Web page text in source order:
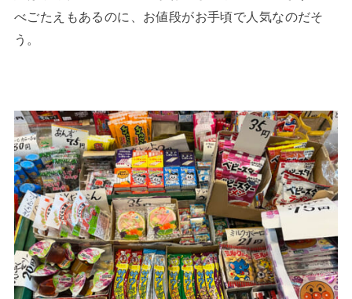
べごたえもあるのに、お値段がお手頃で人気なのだそ
う。